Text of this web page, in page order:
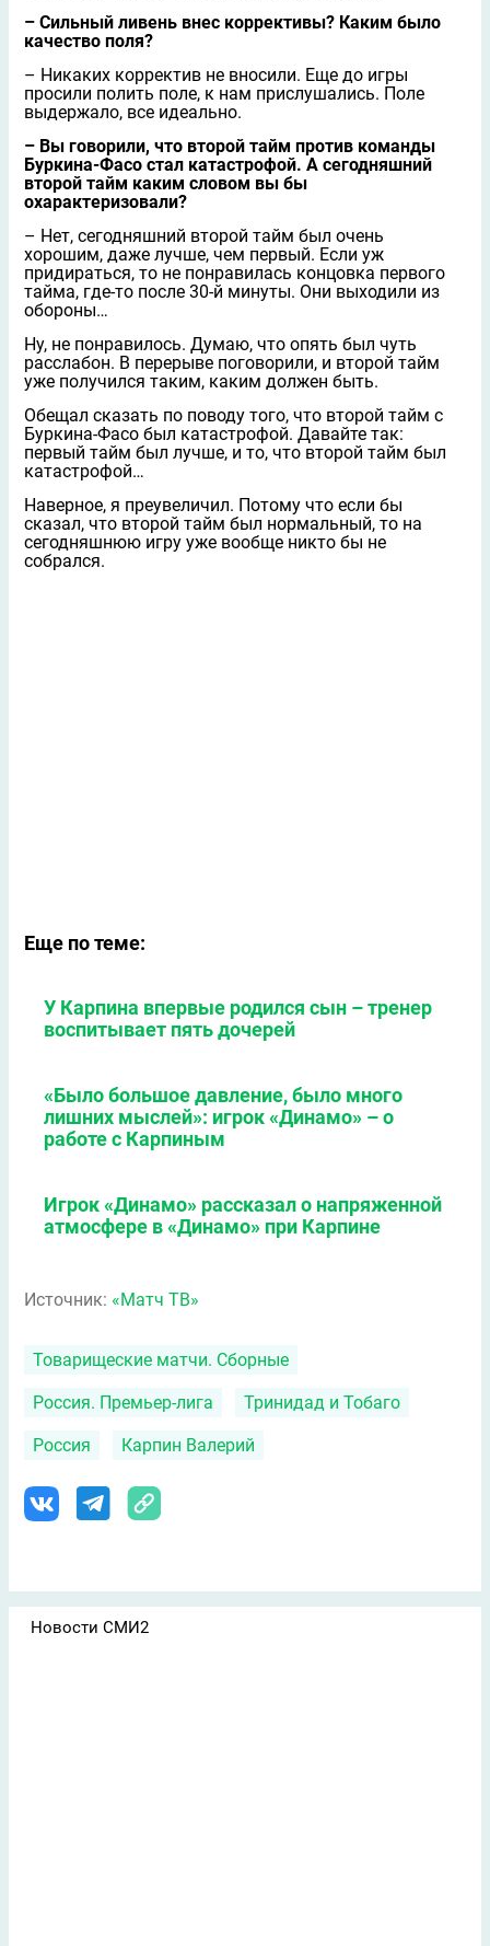
– Сильный ливень внес коррективы? Каким было
качество поля?
– Никаких корректив не вносили. Еще до игры
просили полить поле, к нам прислушались. Поле
выдержало, все идеально.
– Вы говорили, что второй тайм против команды
Буркина‑Фасо стал катастрофой. А сегодняшний
второй тайм каким словом вы бы
охарактеризовали?
– Нет, сегодняшний второй тайм был очень
хорошим, даже лучше, чем первый. Если уж
придираться, то не понравилась концовка первого
тайма, где‑то после 30‑й минуты. Они выходили из
обороны…
Ну, не понравилось. Думаю, что опять был чуть
расслабон. В перерыве поговорили, и второй тайм
уже получился таким, каким должен быть.
Обещал сказать по поводу того, что второй тайм с
Буркина‑Фасо был катастрофой. Давайте так:
первый тайм был лучше, и то, что второй тайм был
катастрофой…
Наверное, я преувеличил. Потому что если бы
сказал, что второй тайм был нормальный, то на
сегодняшнюю игру уже вообще никто бы не
собрался.
Еще по теме:
У Карпина впервые родился сын – тренер
воспитывает пять дочерей
«Было большое давление, было много
лишних мыслей»: игрок «Динамо» – о
работе с Карпиным
Игрок «Динамо» рассказал о напряженной
атмосфере в «Динамо» при Карпине
Источник: «Матч ТВ»
Товарищеские матчи. Сборные
Россия. Премьер-лига Тринидад и Тобаго
Россия Карпин Валерий
Новости СМИ2